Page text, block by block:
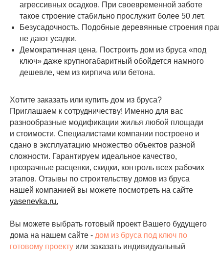
агрессивных осадков. При своевременной заботе
такое строение стабильно прослужит более 50 лет.
Безусадочность. Подобные деревянные строения
не дают усадки.
Демократичная цена. Построить дом из бруса «под
ключ» даже крупногабаритный обойдется намного
дешевле, чем из кирпича или бетона.
Хотите заказать или купить дом из бруса?
Приглашаем к сотрудничеству! Именно для вас
разнообразные модификации жилья любой площади
и стоимости. Специалистами компании построено и
сдано в эксплуатацию множество объектов разной
сложности. Гарантируем идеальное качество,
прозрачные расценки, скидки, контроль всех рабочих
этапов. Отзывы по строительству домов из бруса
нашей компанией вы можете посмотреть на сайте
yasenevka.ru.
Вы можете выбрать готовый проект Вашего будущего
дома на нашем сайте - дом из бруса под ключ по
готовому проекту или заказать индивидуальный